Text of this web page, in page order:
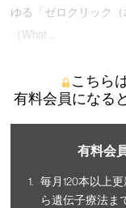
ゆる「ゼロクリック
（What …
こちら
有料会員になる
有料会
毎月120本以上
ら遺伝子療法ま